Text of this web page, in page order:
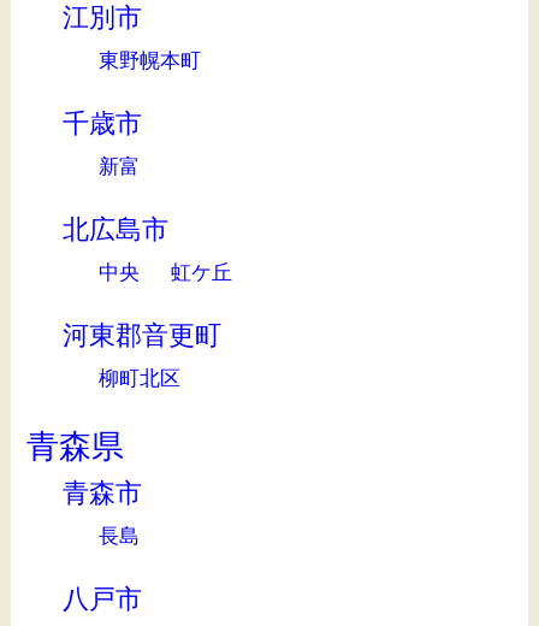
江別市
東野幌本町
千歳市
新富
北広島市
中央 虹ケ丘
河東郡音更町
柳町北区
青森県
青森市
長島
八戸市